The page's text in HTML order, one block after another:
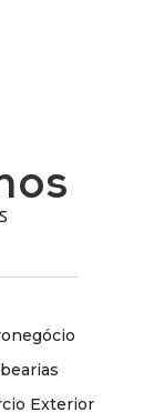
Exterior